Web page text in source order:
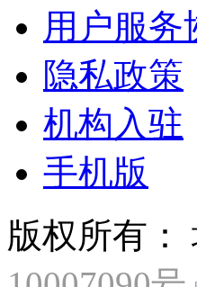
用户服务
隐私政策
机构入驻
手机版
版权所有：